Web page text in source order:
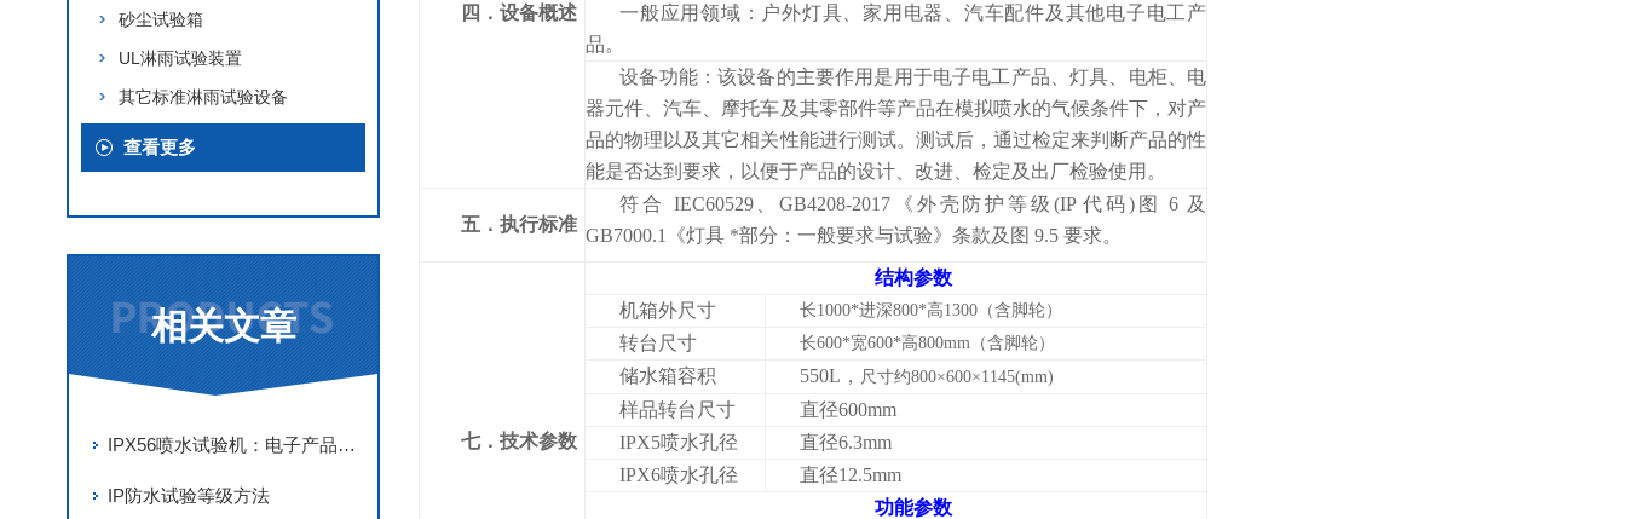
砂尘试验箱
UL淋雨试验装置
其它标准淋雨试验设备
查看更多
相关文章
IPX56喷水试验机：电子产品防水性能检测的关键装备
IP防水试验等级方法
四．设备概述
一般应用领域：户外灯具、家用电器、汽车配件及其他电子电工产
品。
设备功能：该设备的主要作用是用于电子电工产品、灯具、电柜、电
器元件、汽车、摩托车及其零部件等产品在模拟喷水的气候条件下，对产
品的物理以及其它相关性能进行测试。测试后，通过检定来判断产品的性
能是否达到要求，以便于产品的设计、改进、检定及出厂检验使用。
五．执行标准
符合 IEC60529、GB4208-2017 《外壳防护等级 (IP代码) 图 6 及
GB7000.1
《灯具 *部分：一般要求与试验》条款及图 9.5要求。
七．技术参数
结构参数
机箱外尺寸
长1000*进深800*高1300 （含脚轮）
转台尺寸 长600*宽600*高800mm （含脚轮）
储水箱容积 550L ， 尺寸约800×600×1145(mm)
样品转台尺寸 直径600mm
IPX5喷水孔径 直径6.3mm
IPX6喷水孔径 直径12.5mm
功能参数